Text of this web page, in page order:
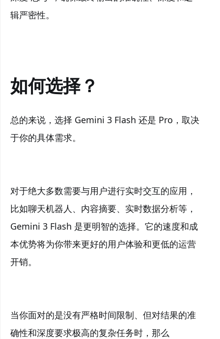
辑严密性。
如何选择？
总的来说，选择 Gemini 3 Flash 还是 Pro，取决
于你的具体需求。
对于绝大多数需要与用户进行实时交互的应用，
比如聊天机器人、内容摘要、实时数据分析等，
Gemini 3 Flash 是更明智的选择。它的速度和成
本优势将为你带来更好的用户体验和更低的运营
开销。
当你面对的是没有严格时间限制、但对结果的准
确性和深度要求极高的复杂任务时，那么